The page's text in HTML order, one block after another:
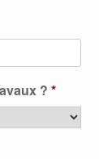
? *